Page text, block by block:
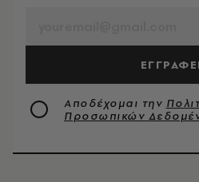
Αποδέχομαι την
Προσωπικών